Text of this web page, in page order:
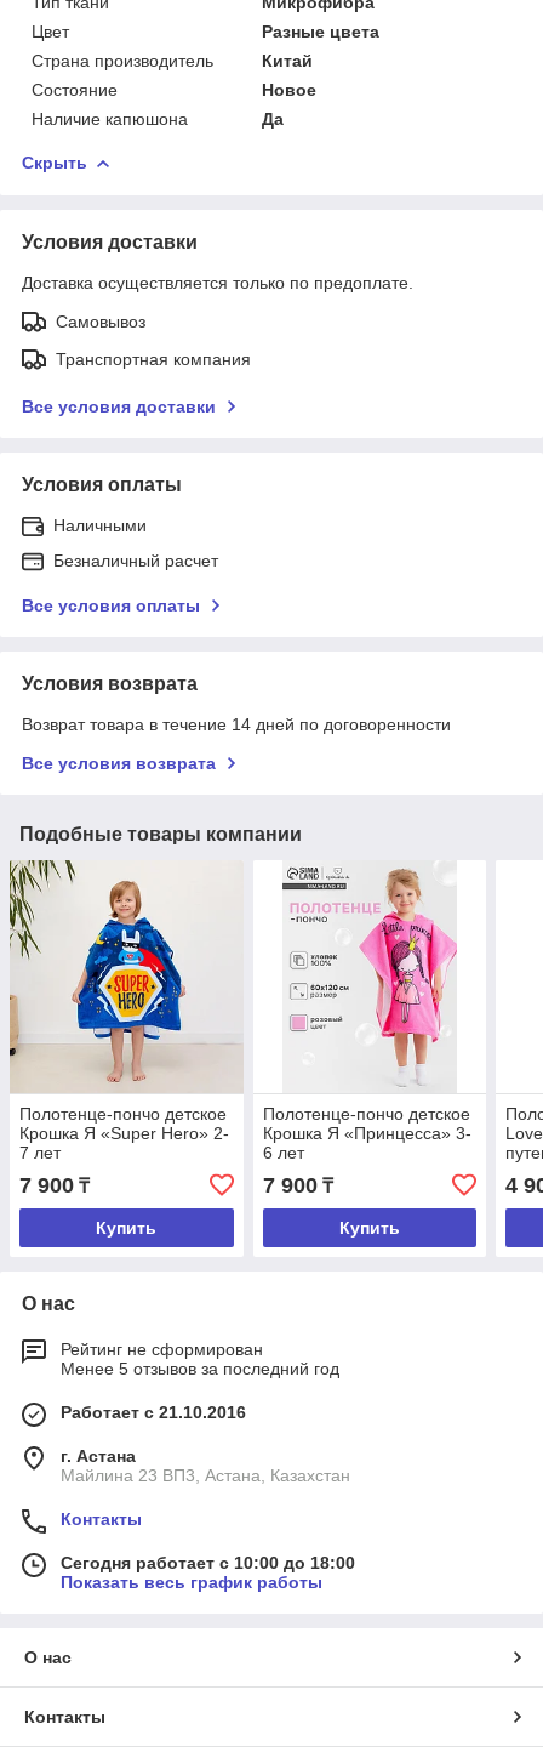
Цвет
Разные цвета
Страна производитель
Китай
Состояние
Новое
Наличие капюшона
Да
Скрыть
Условия доставки
Доставка осуществляется только по предоплате.
Самовывоз
Транспортная компания
Все условия доставки
Условия оплаты
Наличными
Безналичный расчет
Все условия оплаты
Условия возврата
Возврат товара в течение 14 дней по договоренности
Все условия возврата
Подобные товары компании
Полотенце-пончо детское
Крошка Я «Super Hero» 2-
7 лет
7 900 ₸
Купить
Полотенце-пончо детское
Крошка Я «Принцесса» 3-
6 лет
7 900₸
Купить
4
О нас
Рейтинг не сформирован
Менее 5 отзывов за последний год
Работает с 21.10.2016
г. Астана
Майлина 23 ВП3, Астана, Казахстан
Контакты
Сегодня работает с 10:00 до 18:00
Показать весь график работы
О нас
Контакты